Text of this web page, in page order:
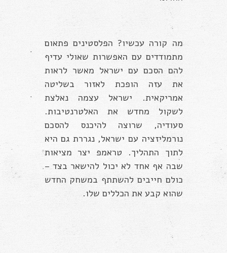
מה קורה עכשיו? הפלסטינים פתאום
מתמודדים עם האפשרות שאולי עדיף
להם הסכם עם ישראל מאשר לראות
את עזה הופכת לאזור בשליטה
אמריקאית. ישראל עצמה נאלצת
לשקול מחדש את האלטרנטיבות.
סעודיה, שרוצה להיכנס להסכם
נורמליזציה עם ישראל, נגררת גם היא
לתוך התהליך. טראמפ יצר מציאות
שבה אף אחד לא יכול להישאר בצד –
כולם חייבים להשתתף במשחק החדש
שהוא קבע את הכללים שלו.